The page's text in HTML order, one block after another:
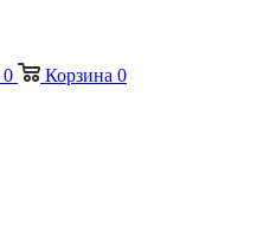
0 Корзина 0